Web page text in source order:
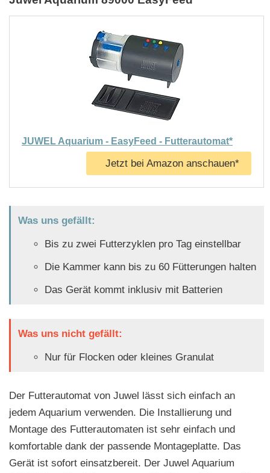
JUWEL Aquarium - EasyFeed - Futterautomat*
Jetzt bei Amazon anschauen*
Was uns gefällt:
Bis zu zwei Futterzyklen pro Tag einstellbar
Die Kammer kann bis zu 60 Fütterungen halten
Das Gerät kommt inklusiv mit Batterien
Was uns nicht gefällt:
Nur für Flocken oder kleines Granulat
Der Futterautomat von Juwel lässt sich einfach an
jedem Aquarium verwenden. Die Installierung und
Montage des Futterautomaten ist sehr einfach und
komfortable dank der passende Montageplatte. Das
Gerät ist sofort einsatzbereit. Der Juwel Aquarium